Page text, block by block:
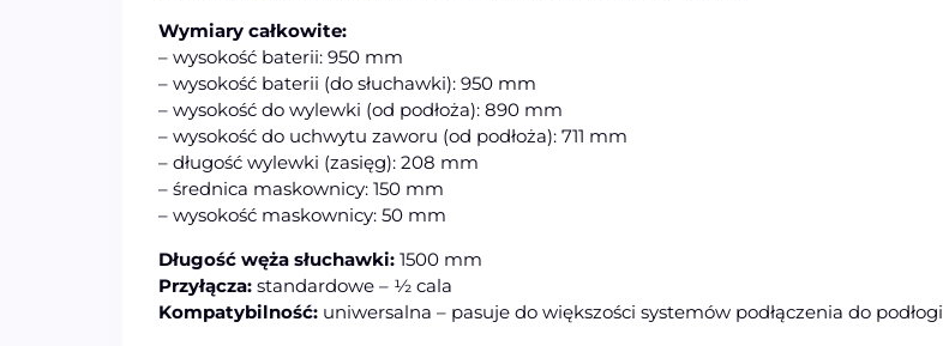
Wymiary całkowite:
– wysokość baterii: 950 mm
– wysokość baterii (do słuchawki): 950 mm
– wysokość do wylewki (od podłoża): 890 mm
– wysokość do uchwytu zaworu (od podłoża): 711 mm
– długość wylewki (zasięg): 208 mm
– średnica maskownicy: 150 mm
– wysokość maskownicy: 50 mm
Długość węża słuchawki: 1500 mm
Przyłącza: standardowe – ½ cala
Kompatybilność: uniwersalna – pasuje do większości systemów podłączenia do podłogi